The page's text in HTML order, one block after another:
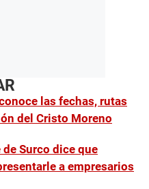
las fechas, rutas
del Cristo Moreno
Surco dice que
a empresarios